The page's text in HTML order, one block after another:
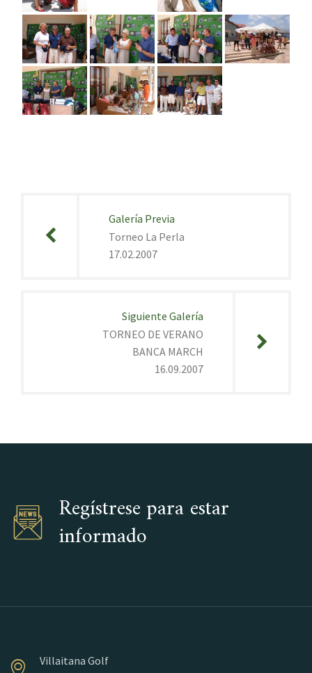
entradas
Galería Previa
Torneo La Perla
17.02.2007
Siguiente Galería
TORNEO DE VERANO
BANCA MARCH
16.09.2007
Regístrese para estar
informado
Villaitana Golf